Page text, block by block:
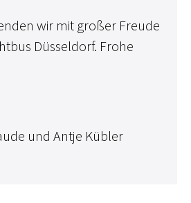
wir mit großer Freude
Düsseldorf. Frohe
und Antje Kübler